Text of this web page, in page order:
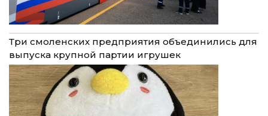
Три смоленских предприятия объединились для
выпуска крупной партии игрушек